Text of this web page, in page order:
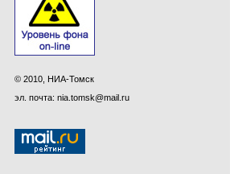
© 2010, НИА-Томск
эл. почта: nia.tomsk@mail.ru